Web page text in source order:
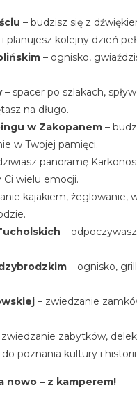
– budzisz się z
kolejny dzień
– ognisko,
– spacer po szlakach,
na długo.
w Zakopanem –
w Twojej pamięci.
panoramę
wielu emocji.
kajakiem, żeglowanie,
–
– ognisko,
– zwiedzanie
zwiedzanie zabytków,
poznania kultury i
nowo – z kamperem!